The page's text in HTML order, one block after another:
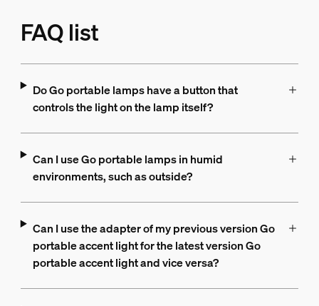
FAQ list
Do Go portable lamps have a button that
controls the light on the lamp itself?
Can I use Go portable lamps in humid
environments, such as outside?
Can I use the adapter of my previous version Go
portable accent light for the latest version Go
portable accent light and vice versa?